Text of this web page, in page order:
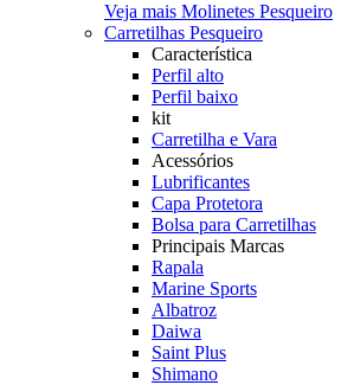
Veja mais Molinetes Pesqueiro
Carretilhas Pesqueiro
Característica
Perfil alto
Perfil baixo
kit
Carretilha e Vara
Acessórios
Lubrificantes
Capa Protetora
Bolsa para Carretilhas
Principais Marcas
Rapala
Marine Sports
Albatroz
Daiwa
Saint Plus
Shimano